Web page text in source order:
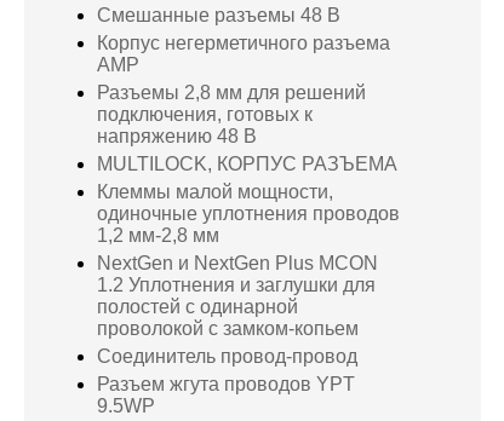
Смешанные разъемы 48 В
Корпус негерметичного разъема
AMP
Разъемы 2,8 мм для решений
подключения, готовых к
напряжению 48 В
MULTILOCK, КОРПУС РАЗЪЕМА
Клеммы малой мощности,
одиночные уплотнения проводов
1,2 мм-2,8 мм
NextGen и NextGen Plus MCON
1.2 Уплотнения и заглушки для
полостей с одинарной
проволокой с замком-копьем
Соединитель провод-провод
Разъем жгута проводов YPT
9.5WP